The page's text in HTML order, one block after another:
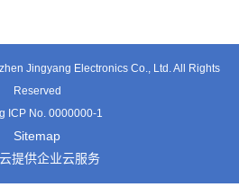
Jingyang Electronics Co., Ltd. All Rights
Reserved
ICP No. 0000000-1
Sitemap
提供企业云服务